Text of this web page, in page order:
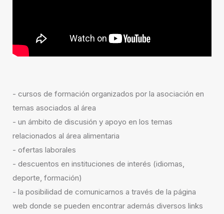
- cursos de formación organizados por la asociación en
temas asociados al área
- un ámbito de discusión y apoyo en los temas
relacionados al área alimentaria
- ofertas laborales
- descuentos en instituciones de interés (idiomas,
deporte, formación)
- la posibilidad de comunicarnos a través de la página
web donde se pueden encontrar además diversos links